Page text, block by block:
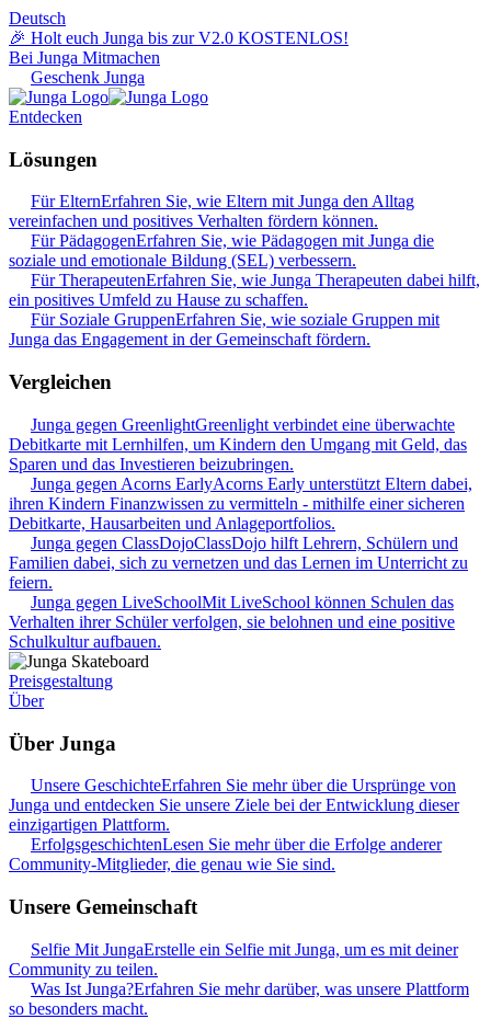
Deutsch
🎉 Holt euch Junga bis zur V2.0 KOSTENLOS!
Bei Junga Mitmachen
Geschenk Junga
Entdecken
Lösungen
Für ElternErfahren Sie, wie Eltern mit Junga den Alltag
vereinfachen und positives Verhalten fördern können.
Für PädagogenErfahren Sie, wie Pädagogen mit Junga die
soziale und emotionale Bildung (SEL) verbessern.
Für TherapeutenErfahren Sie, wie Junga Therapeuten dabei hilft,
ein positives Umfeld zu Hause zu schaffen.
Für Soziale GruppenErfahren Sie, wie soziale Gruppen mit
Junga das Engagement in der Gemeinschaft fördern.
Vergleichen
Junga gegen GreenlightGreenlight verbindet eine überwachte
Debitkarte mit Lernhilfen, um Kindern den Umgang mit Geld, das
Sparen und das Investieren beizubringen.
Junga gegen Acorns EarlyAcorns Early unterstützt Eltern dabei,
ihren Kindern Finanzwissen zu vermitteln - mithilfe einer sicheren
Debitkarte, Hausarbeiten und Anlageportfolios.
Junga gegen ClassDojoClassDojo hilft Lehrern, Schülern und
Familien dabei, sich zu vernetzen und das Lernen im Unterricht zu
feiern.
Junga gegen LiveSchoolMit LiveSchool können Schulen das
Verhalten ihrer Schüler verfolgen, sie belohnen und eine positive
Schulkultur aufbauen.
Preisgestaltung
Über
Über Junga
Unsere GeschichteErfahren Sie mehr über die Ursprünge von
Junga und entdecken Sie unsere Ziele bei der Entwicklung dieser
einzigartigen Plattform.
ErfolgsgeschichtenLesen Sie mehr über die Erfolge anderer
Community-Mitglieder, die genau wie Sie sind.
Unsere Gemeinschaft
Selfie Mit JungaErstelle ein Selfie mit Junga, um es mit deiner
Community zu teilen.
Was Ist Junga?Erfahren Sie mehr darüber, was unsere Plattform
so besonders macht.